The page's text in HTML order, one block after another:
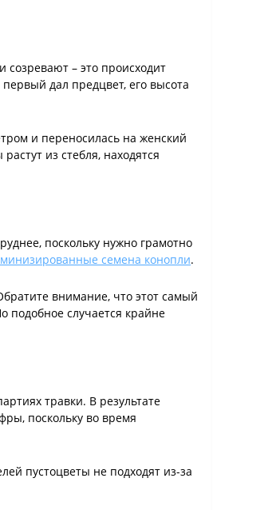
созревают – это происходит
дал предцвет, его высота
и переносилась на женский
из стебля, находятся
поскольку нужно грамотно
семена конопли.
внимание, что этот самый
подобное случается крайне
травки. В результате
поскольку во время
пустоцветы не подходят из-за